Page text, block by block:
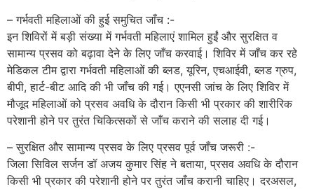
– गर्भवती महिलाओं की हुई समुचित जाँच :-
इन शिविरों में बड़ी संख्या में गर्भवती महिलाएं शामिल हुईं और सुरक्षित व
सामान्य प्रसव को बढ़ावा देने के लिए जाँच करवाई। शिविर में जाँच कर रहे
मेडिकल टीम द्वारा गर्भवती महिलाओं की ब्लड, यूरिन, एचआईवी, ब्लड ग्रुप,
बीपी, हार्ट-बीट आदि की भी जाँच की गई। एएनसी जांच के लिए शिविर में
मौजूद महिलाओं को प्रसव अवधि के दौरान किसी भी प्रकार की शारीरिक
परेशानी होने पर तुरंत चिकित्सकों से जाँच कराने की सलाह दी गई।
– सुरक्षित और सामान्य प्रसव के लिए प्रसव पूर्व जाँच जरूरी :-
जिला सिविल सर्जन डॉ अजय कुमार सिंह ने बताया, प्रसव अवधि के दौरान
किसी भी प्रकार की परेशानी होने पर तुरंत जाँच करानी चाहिए। दरअसल,